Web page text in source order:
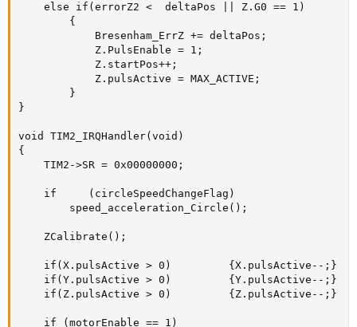
    else if(errorZ2 <  deltaPos || Z.G0 == 1)
        {
            Bresenham_ErrZ += deltaPos;
            Z.PulsEnable = 1;
            Z.startPos++;
            Z.pulsActive = MAX_ACTIVE;
        }
}
void TIM2_IRQHandler(void)
{
    TIM2->SR = 0x00000000;
    if     (circleSpeedChangeFlag)
        speed_acceleration_Circle();
    ZCalibrate();
    if(X.pulsActive > 0)         {X.pulsActive--;}
    if(Y.pulsActive > 0)         {Y.pulsActive--;}
    if(Z.pulsActive > 0)         {Z.pulsActive--;}
    if (motorEnable == 1)